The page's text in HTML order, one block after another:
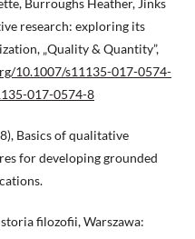
Burroughs Heather, Jinks
research: exploring its
„Quality & Quantity”,
10.1007/s11135-017-0574-
017-0574-8
Basics of qualitative
for developing grounded
filozofii, Warszawa: